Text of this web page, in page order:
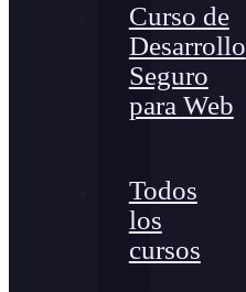
Curso de
Desarrollo
Seguro
para Web
Todos
los
cursos